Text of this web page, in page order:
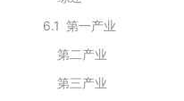
6.1 第一产业
第二产业
第三产业